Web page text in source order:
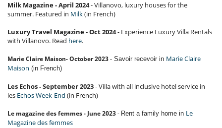
Milk Magazine - April 2024- Villanovo, luxury houses for the
summer. Featured in Milk(in French)
Luxury Travel Magazine- Oct 2024- Experience Luxury Villa Rentals
with Villanovo. Read here.
Marie Claire Maison- October 2023 - Savoir recevoir in Marie Claire
Maison (in French)
Les Echos - September 2023- Villa with all inclusive hotel service in
les Echos Week-End (in French)
Le magazine des femmes - June 2023- Rent a family home in Le
Magazine des femmes